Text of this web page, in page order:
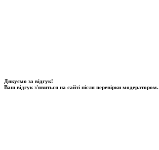
Дякуємо за відгук!
Ваш відгук з'явиться на сайті після перевірки модератором.